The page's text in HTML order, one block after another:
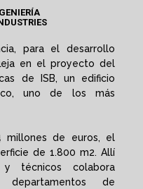
para el desarrollo
en el proyecto del
de ISB, un edificio
uno de los más
millones de euros, el
de 1.800 m2. Allí
técnicos colabora
de